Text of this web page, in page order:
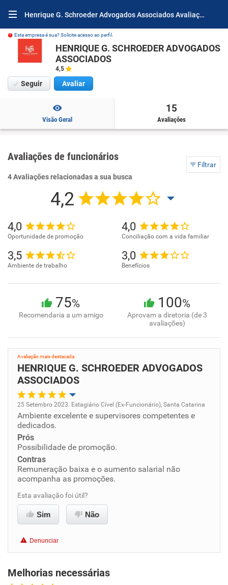
Henrique G. Schroeder Advogados Associados Avaliações e Opiniões
Esta empresa é sua? Solicite acesso ao perfil.
HENRIQUE G. SCHROEDER ADVOGADOS
ASSOCIADOS
4,5
Seguir Avaliar
Visão Geral
15
Avaliações
Avaliações de funcionários
Filtrar
4 Avaliações relacionadas a sua busca
4,2
4,0
Oportunidade de promoção
4,0
Conciliação com a vida familiar
3,5
Ambiente de trabalho
3,0
Benefícios
75%
Recomendaria a um amigo
100%
Aprovam a diretoria (de 3
avaliações)
Avaliação mais destacada
HENRIQUE G. SCHROEDER ADVOGADOS
ASSOCIADOS
Oportunidade de promoção
Ambiente de trabalho
Conciliação com a vida familiar
Benefícios
Recomenda esta empresa
25 Setembro 2023. Estagiário Cível (Ex-Funcionário), Santa Catarina
Ambiente excelente e supervisores competentes e
dedicados.
Prós
Possibilidade de promoção.
Contras
Remuneração baixa e o aumento salarial não
acompanha as promoções.
Esta avaliação foi útil?
Sim Não
Denunciar
Melhorias necessárias